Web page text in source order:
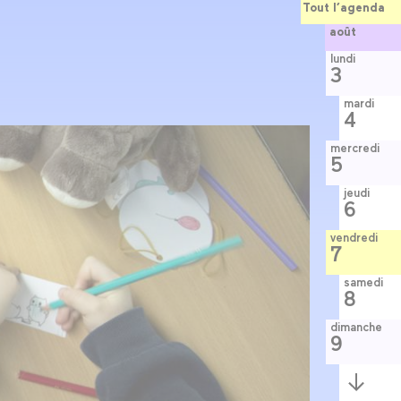
Tout l’agenda
août
lundi
3
mardi
4
mercredi
5
jeudi
6
vendredi
7
samedi
8
dimanche
9
Semaine
suivante